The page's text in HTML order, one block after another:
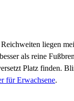
liegen
als reine
Platz finden.
für Erwachsene.